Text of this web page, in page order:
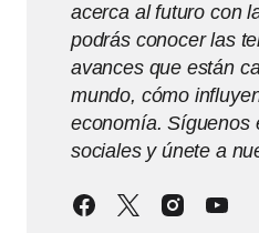
acerca al futuro con
podrás conocer las
avances que están
mundo, cómo
economía. Síguenos
sociales y únete a